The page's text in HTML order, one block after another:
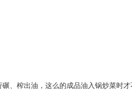
榨出油，这么的成品油入锅炒菜时才